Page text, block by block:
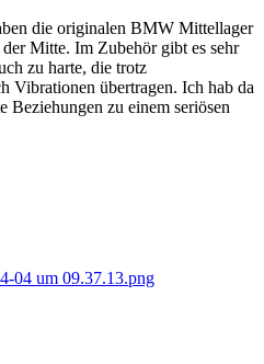
die originalen BMW Mittellager
Mitte. Im Zubehör gibt es sehr
zu harte, die trotz
Vibrationen übertragen. Ich hab da
zu einem seriösen